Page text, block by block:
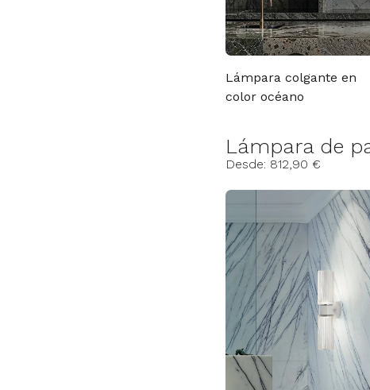
Lámpara colgante en
color océano
Lámpara de
Desde: 812,90 €